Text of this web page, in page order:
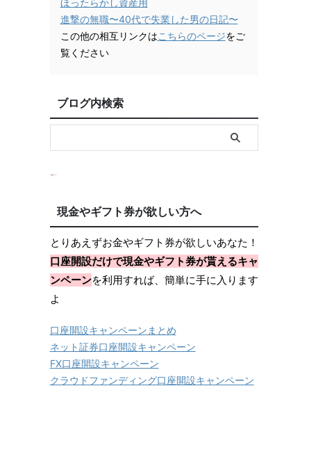
ほったらかし資産用
進撃の無職〜40代で失業した男の日記〜
この他の相互リンクはこちらのページをご
覧ください
ブログ内検索
現金やギフト券が欲しい方へ
とりあえずお金やギフト券が欲しいあなた！
口座開設だけで現金やギフト券が貰えるキャ
ンペーンを利用すれば、簡単に手に入ります
よ
口座開設キャンペーンまとめ
ネット証券口座開設キャンペーン
FX口座開設キャンペーン
クラウドファンディング口座開設キャンペーン